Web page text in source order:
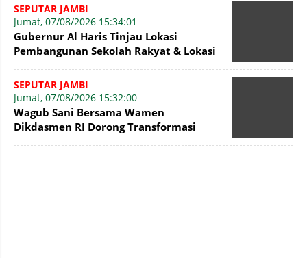
SEPUTAR JAMBI
Jumat, 07/08/2026 15:34:01
Gubernur Al Haris Tinjau Lokasi
Pembangunan Sekolah Rakyat & Lokasi
SEPUTAR JAMBI
Jumat, 07/08/2026 15:32:00
Wagub Sani Bersama Wamen
Dikdasmen RI Dorong Transformasi